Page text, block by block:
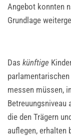
Angebot konnten
Grundlage
Das künftige
messen müssen,
Betreuungsniveau
die den Trägern
auflegen, erhalten